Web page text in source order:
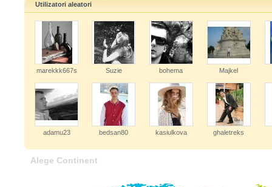
Utilizatori aleatori
marekkk667s Suzie bohema Majkel
adamu23 bedsan80 kasiulkova ghaletreks
Alege Continent